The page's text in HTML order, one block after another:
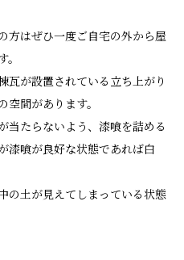
方はぜひ一度ご自宅の外から屋
瓦が設置されている立ち上がり
間があります。
当たらないよう、漆喰を詰める
漆喰が良好な状態であれば白
の土が見えてしまっている状態